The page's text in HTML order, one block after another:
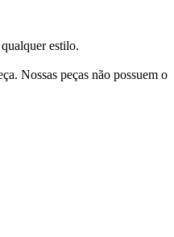
estilo.
Nossas peças não possuem o